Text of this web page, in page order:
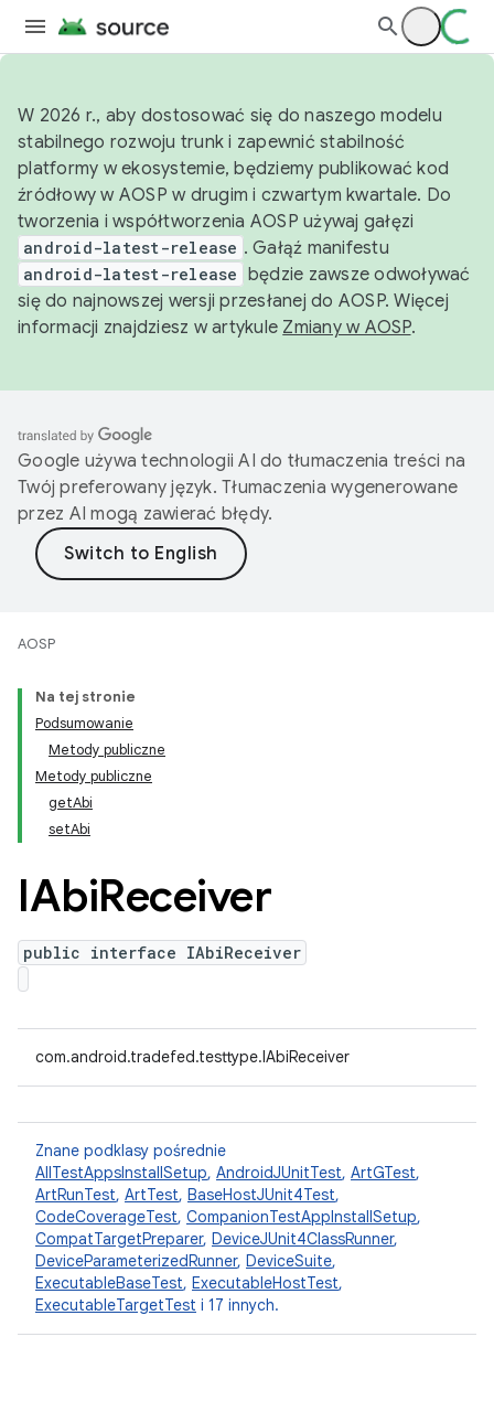
W 2026 r., aby dostosować się do naszego modelu
stabilnego rozwoju trunk i zapewnić stabilność
platformy w ekosystemie, będziemy publikować kod
źródłowy w AOSP w drugim i czwartym kwartale. Do
tworzenia i współtworzenia AOSP używaj gałęzi
android-latest-release . Gałąź manifestu
android-latest-release będzie zawsze odwoływać
się do najnowszej wersji przesłanej do AOSP. Więcej
informacji znajdziesz w artykule Zmiany w AOSP.
Google używa technologii AI do tłumaczenia treści na
Twój preferowany język. Tłumaczenia wygenerowane
przez AI mogą zawierać błędy.
AOSP
Na tej stronie
Podsumowanie
Metody publiczne
Metody publiczne
getAbi
setAbi
IAbiReceiver
public interface IAbiReceiver
com.android.tradefed.testtype.IAbiReceiver
Znane podklasy pośrednie
AllTestAppsInstallSetup, AndroidJUnitTest, ArtGTest,
ArtRunTest, ArtTest, BaseHostJUnit4Test,
CodeCoverageTest, CompanionTestAppInstallSetup,
CompatTargetPreparer, DeviceJUnit4ClassRunner,
DeviceParameterizedRunner, DeviceSuite,
ExecutableBaseTest, ExecutableHostTest,
ExecutableTargetTest i 17 innych.